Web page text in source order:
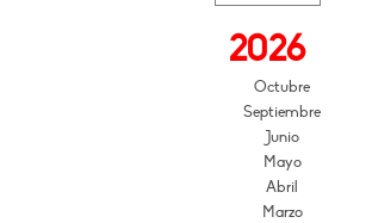
2026
Octubre
Septiembre
Junio
Mayo
Abril
Marzo